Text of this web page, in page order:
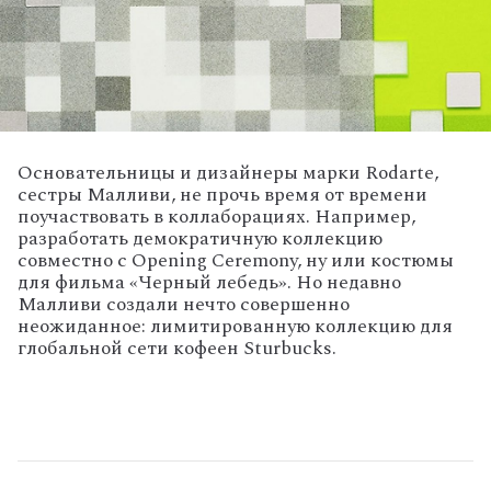
Основательницы и дизайнеры марки Rodarte,
сестры Малливи, не прочь время от времени
поучаствовать в коллаборациях. Например,
разработать демократичную коллекцию
совместно с Opening Ceremony, ну или костюмы
для фильма «Черный лебедь». Но недавно
Малливи создали нечто совершенно
неожиданное: лимитированную коллекцию для
глобальной сети кофеен Sturbucks.